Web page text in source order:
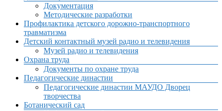
Документация
Методические разработки
Профилактика детского дорожно-транспортного
травматизма
Детский контактный музей радио и телевидения
Музей радио и телевидения
Охрана труда
Документы по охране труда
Педагогические династии
Педагогические династии МАУДО Дворец
творчества
Ботанический сад